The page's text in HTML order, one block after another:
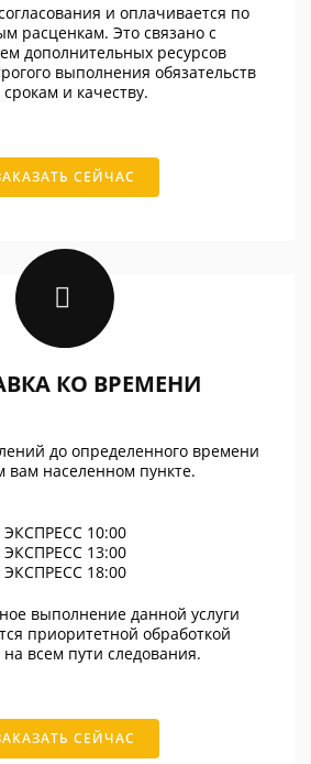
и оплачивается по
расценкам. Это связано с
дополнительных ресурсов
выполнения обязательств
срокам и качеству.
СЕЙЧАС
КО ВРЕМЕНИ
до определенного времени
вам населенном пункте.
ЭКСПРЕСС 10:00
ЭКСПРЕСС 13:00
ЭКСПРЕСС 18:00
выполнение данной услуги
приоритетной обработкой
всем пути следования.
СЕЙЧАС